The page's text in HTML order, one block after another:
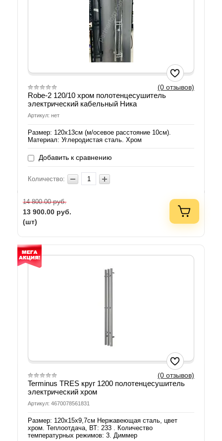
(0 отзывов)
Robe-2 120/10 хром полотенцесушитель
электрический кабельный Ника
Артикул: нет
Размер: 120х13см (м/осевое расстояние 10см).
Материал: Углеродистая сталь. Хром
Добавить к сравнению
Количество:
14 800.00руб.
13 900.00 руб.
(шт)
(0 отзывов)
Terminus TRES круг 1200 полотенцесушитель
электрический хром
Артикул: 4670078561831
Размер: 120х15х9,7см Нержавеющая сталь, цвет
хром. Теплоотдача, ВТ: 233 . Количество
температурных режимов: 3. Диммер